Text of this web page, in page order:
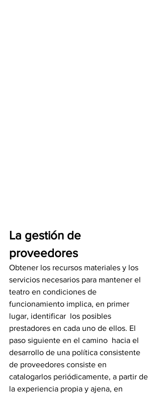
La gestión de
proveedores
Obtener los recursos materiales y los
servicios necesarios para mantener el
teatro en condiciones de
funcionamiento implica, en primer
lugar, identificar  los posibles
prestadores en cada uno de ellos. El
paso siguiente en el camino  hacia el
desarrollo de una política consistente
de proveedores consiste en
catalogarlos periódicamente, a partir de
la experiencia propia y ajena, en